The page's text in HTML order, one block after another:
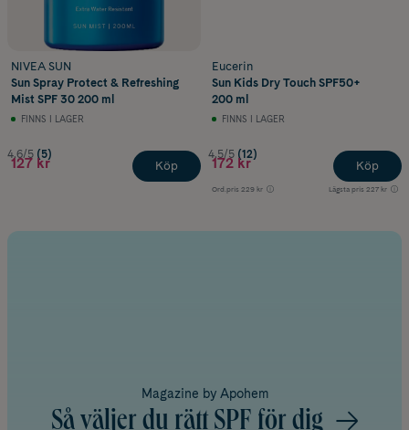
NIVEA SUN
Sun Spray Protect & Refreshing
Mist SPF 30 200 ml
FINNS I LAGER
4.6/5 (5)
127 kr Köp
Eucerin
Sun Kids Dry Touch SPF50+
200 ml
FINNS I LAGER
4.5/5 (12)
172 kr
Ord.pris 229 kr Lägsta pris 227 kr
Köp
Magazine by Apohem
Så väljer du rätt SPF för dig